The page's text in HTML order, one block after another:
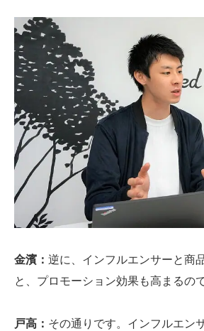
金濱： 逆に、インフルエンサーと商
と、プロモーション効果も高まるの
戸高： その通りです。インフルエン